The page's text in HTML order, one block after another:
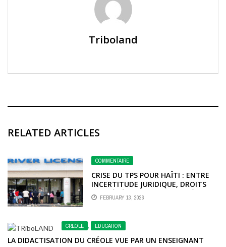
Triboland
RELATED ARTICLES
COMMENTAIRE
CRISE DU TPS POUR HAÏTI : ENTRE
INCERTITUDE JURIDIQUE, DROITS
DES BÉNÉFICIAIRES ET APPEL À UNE
RÉFORME MIGRATOIRE GLOBALE
FEBRUARY 13, 2026
CREOLE EDUCATION
LA DIDACTISATION DU CRÉOLE VUE PAR UN ENSEIGNANT